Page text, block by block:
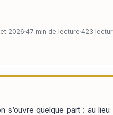
2026 47 min de lecture 423
s’ouvre quelque part : au